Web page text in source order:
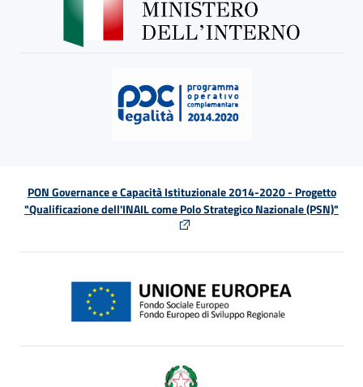
PON Governance e Capacità Istituzionale 2014-2020 - Progetto
"Qualificazione dell'INAIL come Polo Strategico Nazionale (PSN)"